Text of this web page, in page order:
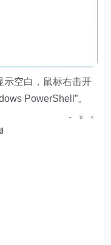
空白，鼠标右击开
PowerShell”。